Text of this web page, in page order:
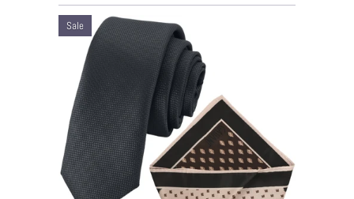
Sale